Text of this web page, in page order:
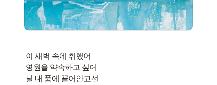
이 새벽 속에 취했어
영원을 약속하고 싶어
널 내 품에 끌어안고선